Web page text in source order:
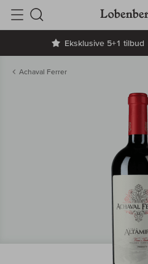
Eksklusive 5+1 tilbud
Søg
Achaval Ferrer